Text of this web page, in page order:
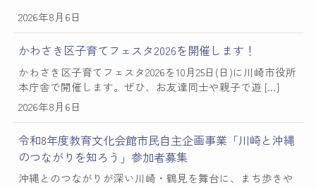
2026年8月6日
かわさき区子育てフェスタ2026を開催します！
2026年8月6日
かわさき区子育てフェスタ2026を10月25日(日)に川崎市役所
本庁舎で開催します。ぜひ、お友達同士や親子で遊 […]
令和8年度教育文化会館市民自主企画事業「川崎と沖縄
のつながりを知ろう」参加者募集
沖縄とのつながりが深い川崎・鶴見を舞台に、まち歩きや